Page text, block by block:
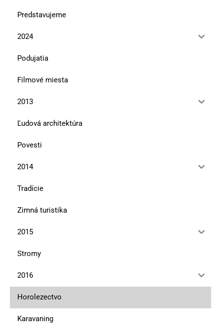
Predstavujeme
2024
Podujatia
Filmové miesta
2013
Ľudová architektúra
Povesti
2014
Tradície
Zimná turistika
2015
Stromy
2016
Horolezectvo
Karavaning